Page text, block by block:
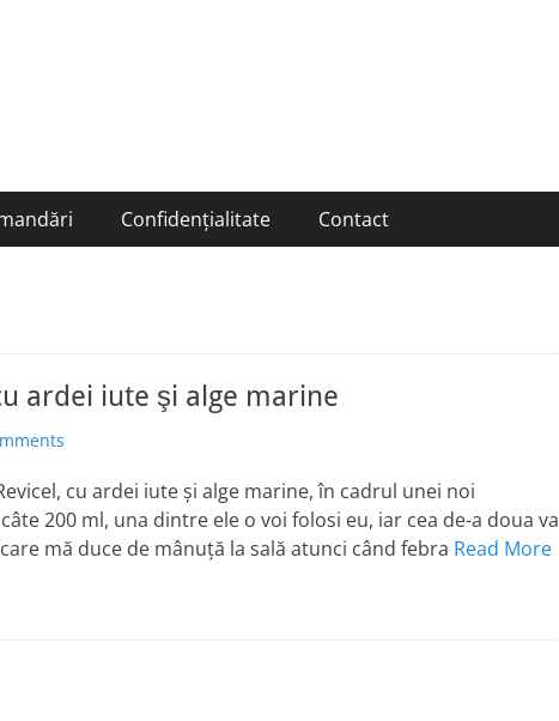
Confidențialitate Contact
ardei iute şi alge marine
cu ardei iute şi alge marine, în cadrul unei noi
200 ml, una dintre ele o voi folosi eu, iar cea de-a doua va
mă duce de mânuţă la sală atunci când febra Read More